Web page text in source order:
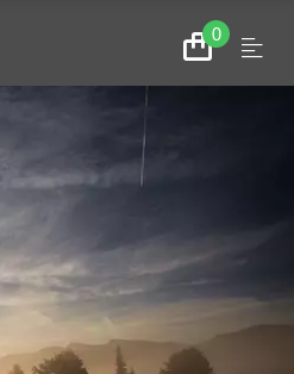
0
Zum
Warenkorb
Menu